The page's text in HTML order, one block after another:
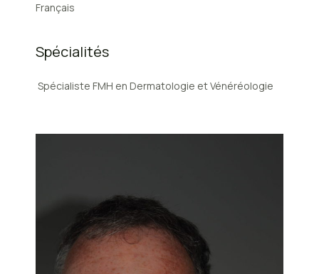
Français
Spécialités
Spécialiste FMH en Dermatologie et Vénéréologie